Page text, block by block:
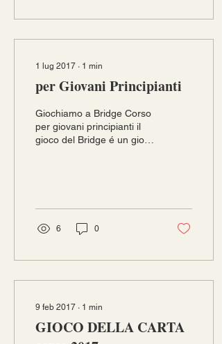
1 lug 2017 ∙ 1 min
per Giovani Principianti
Giochiamo a Bridge Corso
per giovani principianti il
gioco del Bridge é un gioco
6 0
9 feb 2017 ∙ 1 min
GIOCO DELLA CARTA